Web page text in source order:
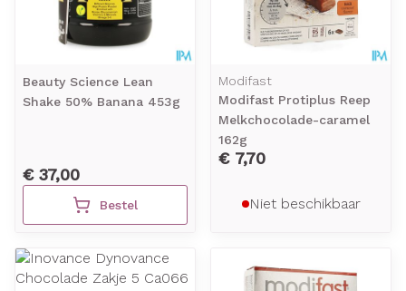
Beauty Science Lean
Shake 50% Banana 453g
€ 37,00
Bestel
Modifast
Modifast Protiplus Reep
Melkchocolade-caramel
162g
€ 7,70
Niet beschikbaar